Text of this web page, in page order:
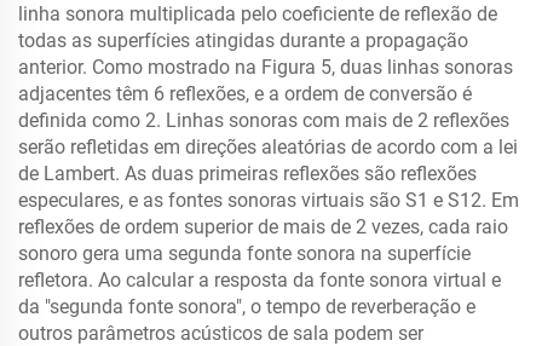
linha sonora multiplicada pelo coeficiente de reflexão de
todas as superfícies atingidas durante a propagação
anterior. Como mostrado na Figura 5, duas linhas sonoras
adjacentes têm 6 reflexões, e a ordem de conversão é
definida como 2. Linhas sonoras com mais de 2 reflexões
serão refletidas em direções aleatórias de acordo com a lei
de Lambert. As duas primeiras reflexões são reflexões
especulares, e as fontes sonoras virtuais são S1 e S12. Em
reflexões de ordem superior de mais de 2 vezes, cada raio
sonoro gera uma segunda fonte sonora na superfície
refletora. Ao calcular a resposta da fonte sonora virtual e
da "segunda fonte sonora", o tempo de reverberação e
outros parâmetros acústicos de sala podem ser